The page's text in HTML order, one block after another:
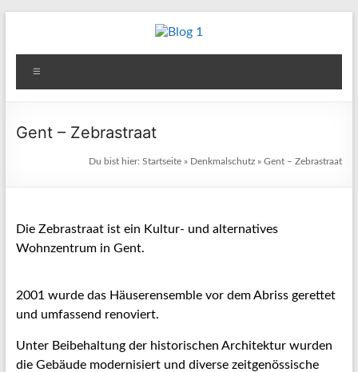
Blog
1
Reisen
–
Kultur
Aktivitäten
Gent – Zebrastraat
Du bist hier:Startseite » Denkmalschutz »Gent – Zebrastraat
Die Zebrastraat ist ein Kultur- und alternatives
Wohnzentrum in Gent.
2001 wurde das Häuserensemble vor dem Abriss gerettet
und umfassend renoviert.
Unter Beibehaltung der historischen Architektur wurden
die Gebäude modernisiert und diverse zeitgenössische